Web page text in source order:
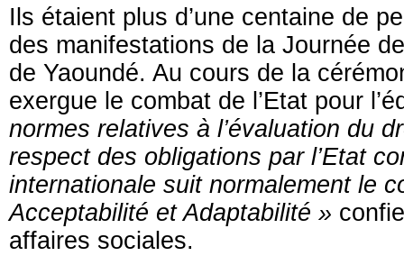
Ils étaient plus d’une centaine de
des manifestations de la Journée
de Yaoundé. Au cours de la
exergue le combat de l’Etat pour
normes relatives à l’évaluation du
respect des obligations par l’Etat
internationale suit normalement le
Acceptabilité et Adaptabilité »
affaires sociales.